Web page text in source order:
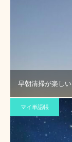
早朝清掃が楽しい
マイ単語帳